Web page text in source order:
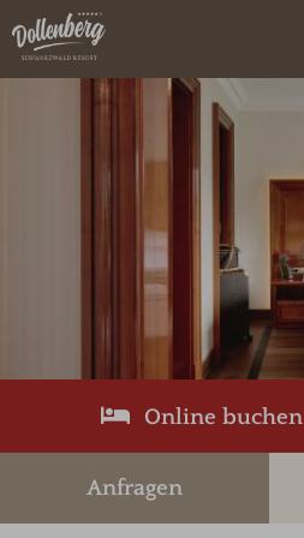
Online buchen
Anfragen
oder Gutscheine einlösen.
Gutscheine